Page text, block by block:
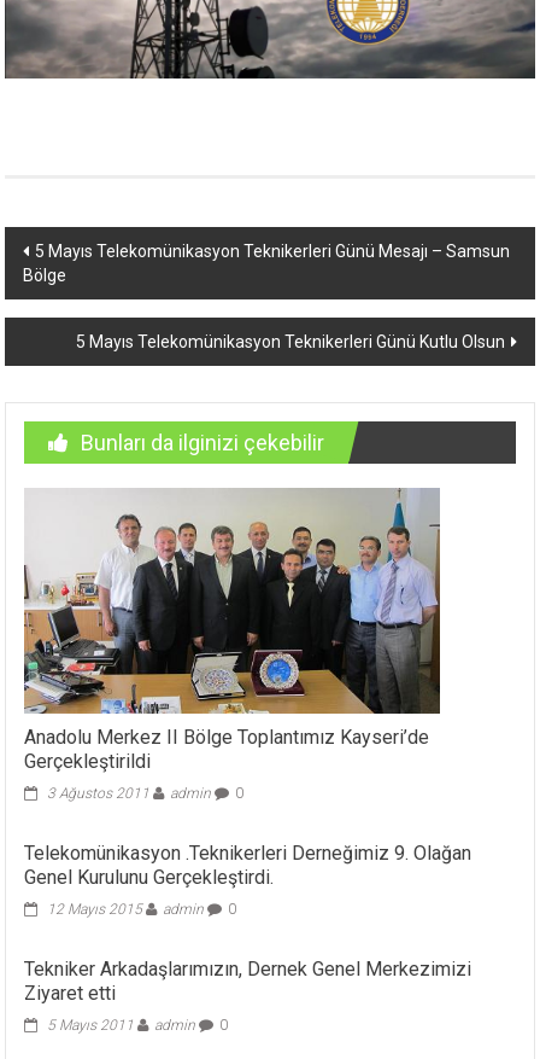
Yazı
dolaşımı
5 Mayıs Telekomünikasyon Teknikerleri Günü Mesajı – Samsun
Bölge
5 Mayıs Telekomünikasyon Teknikerleri Günü Kutlu Olsun
Bunları da ilginizi çekebilir
Anadolu Merkez II Bölge Toplantımız Kayseri’de
Gerçekleştirildi
3 Ağustos 2011 admin 0
Telekomünikasyon .Teknikerleri Derneğimiz 9. Olağan
Genel Kurulunu Gerçekleştirdi.
12 Mayıs 2015 admin 0
Tekniker Arkadaşlarımızın, Dernek Genel Merkezimizi
Ziyaret etti
5 Mayıs 2011 admin 0